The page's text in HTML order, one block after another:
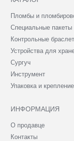
Пломбы и
Специальные пакеты
Контрольные
Устройства для
Сургуч
Инструмент
Упаковка и
ИНФОРМАЦИЯ
О продавце
Контакты